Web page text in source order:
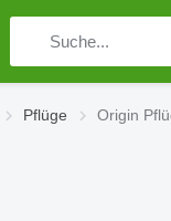
Pflüge Origin